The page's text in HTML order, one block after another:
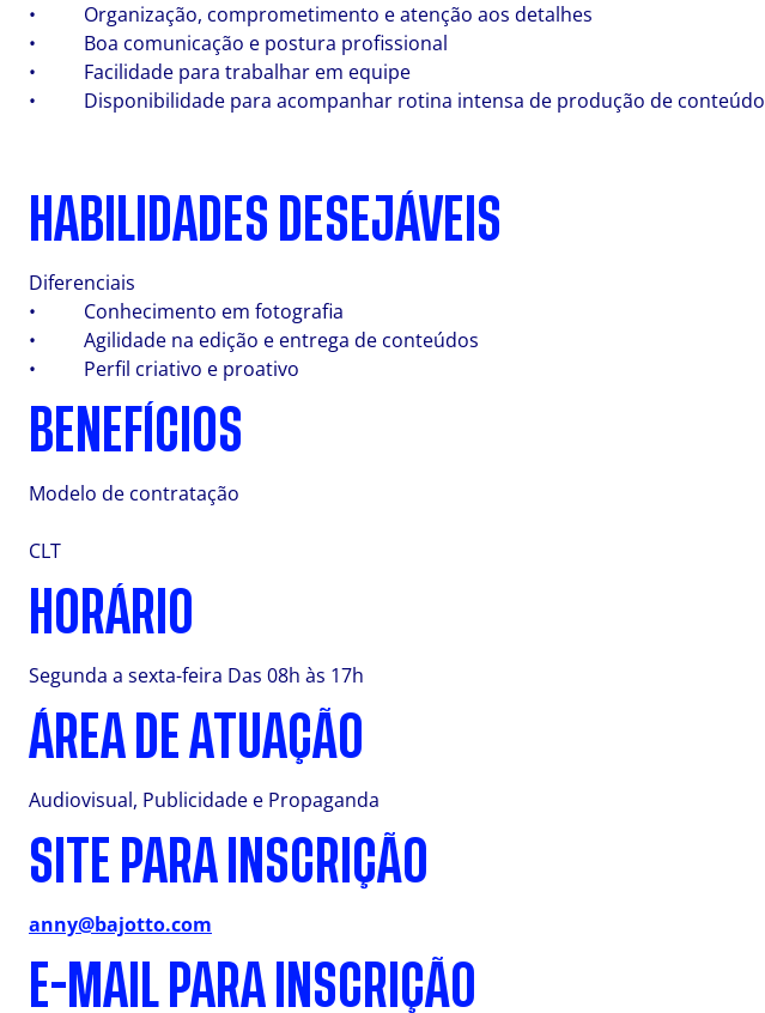
• Organização, comprometimento e atenção aos detalhes
• Boa comunicação e postura profissional
• Facilidade para trabalhar em equipe
• Disponibilidade para acompanhar rotina intensa de produção de conteúdo
HABILIDADES DESEJÁVEIS
Diferenciais
• Conhecimento em fotografia
• Agilidade na edição e entrega de conteúdos
• Perfil criativo e proativo
BENEFÍCIOS
Modelo de contratação
CLT
HORÁRIO
Segunda a sexta-feira Das 08h às 17h
ÁREA DE ATUAÇÃO
Audiovisual, Publicidade e Propaganda
SITE PARA INSCRIÇÃO
anny@bajotto.com
E-MAIL PARA INSCRIÇÃO